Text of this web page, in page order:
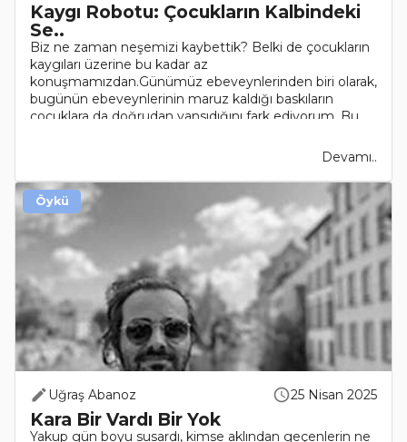
Kaygı Robotu: Çocukların Kalbindeki
Se..
Biz ne zaman neşemizi kaybettik? Belki de çocukların
kaygıları üzerine bu kadar az
konuşmamızdan.Günümüz ebeveynlerinden biri olarak,
bugünün ebeveynlerinin maruz kaldığı baskıların
çocuklara da doğrudan yansıdığını fark ediyorum. Bu
Devamı..
Uğraş Abanoz 25 Nisan 2025
Kara Bir Vardı Bir Yok
Yakup gün boyu susardı, kimse aklından geçenlerin ne
Öykü